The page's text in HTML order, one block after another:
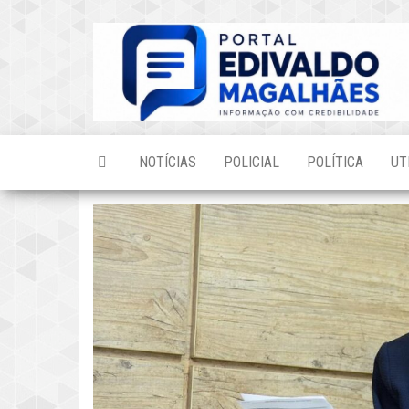
NOTÍCIAS POLICIAL POLÍTICA